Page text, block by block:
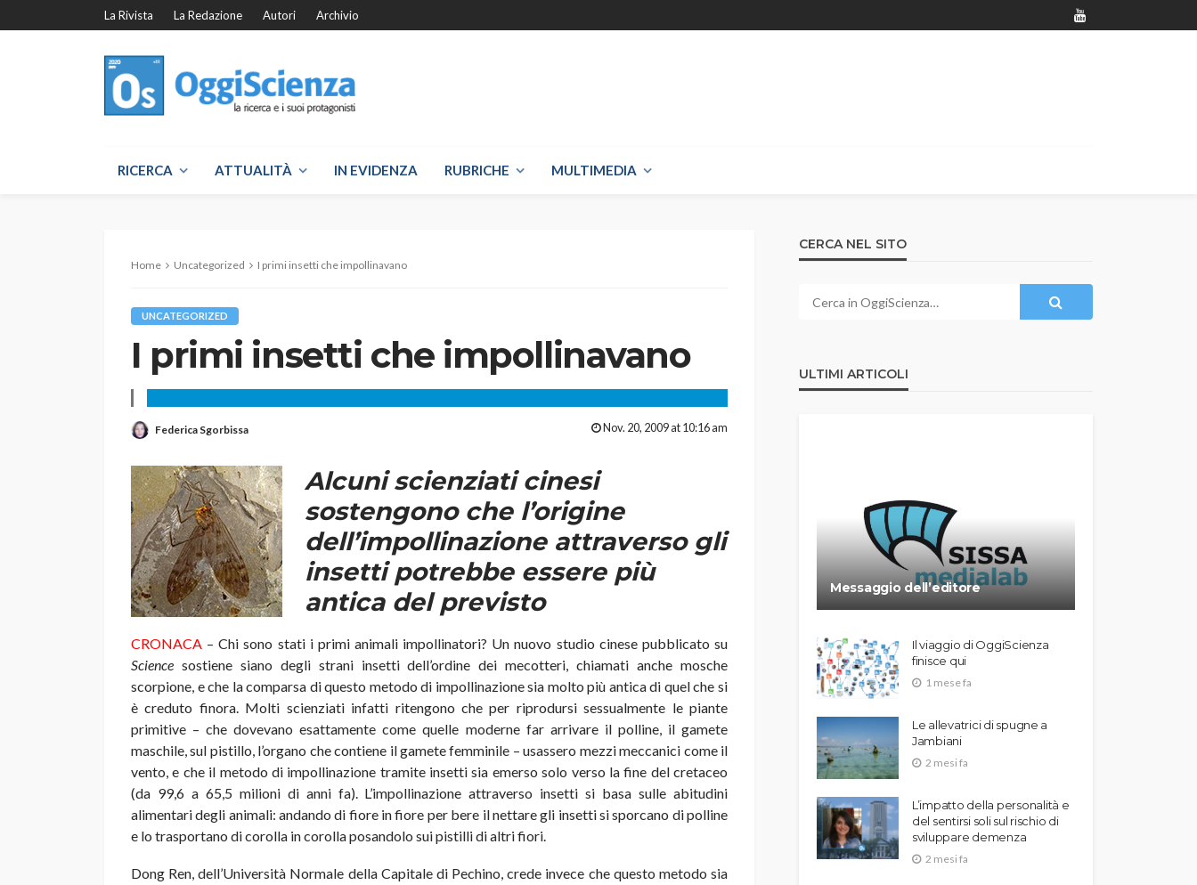
La Rivista La Redazione Autori Archivio
RICERCA ATTUALITÀ IN EVIDENZA RUBRICHE MULTIMEDIA
Home Uncategorized I primi insetti che impollinavano
UNCATEGORIZED
I primi insetti che impollinavano
Federica Sgorbissa Nov. 20, 2009 at 10:16 am
Alcuni scienziati cinesi
sostengono che l’origine
dell’impollinazione attraverso gli
insetti potrebbe essere più
antica del previsto
CRONACA – Chi sono stati i primi animali impollinatori? Un nuovo studio cinese pubblicato su
Science sostiene siano degli strani insetti dell’ordine dei mecotteri, chiamati anche mosche
scorpione, e che la comparsa di questo metodo di impollinazione sia molto più antica di quel che si
è creduto finora. Molti scienziati infatti ritengono che per riprodursi sessualmente le piante
primitive – che dovevano esattamente come quelle moderne far arrivare il polline, il gamete
maschile, sul pistillo, l’organo che contiene il gamete femminile – usassero mezzi meccanici come il
vento, e che il metodo di impollinazione tramite insetti sia emerso solo verso la fine del cretaceo
(da 99,6 a 65,5 milioni di anni fa). L’impollinazione attraverso insetti si basa sulle abitudini
alimentari degli animali: andando di fiore in fiore per bere il nettare gli insetti si sporcano di polline
e lo trasportano di corolla in corolla posandolo sui pistilli di altri fiori.
Dong Ren, dell’Università Normale della Capitale di Pechino, crede invece che questo metodo sia
CERCA NEL SITO
ULTIMI ARTICOLI
Messaggio dell’editore
Il viaggio di OggiScienza
finisce qui
1 mese fa
Le allevatrici di spugne a
Jambiani
2 mesi fa
L’impatto della personalità e
del sentirsi soli sul rischio di
sviluppare demenza
2 mesi fa